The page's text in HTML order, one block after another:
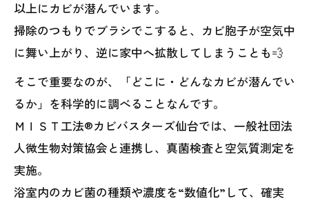
以上にカビが潜んでいます。
掃除のつもりでブラシでこすると、カビ胞子が空気中
に舞い上がり、逆に家中へ拡散してしまうことも💨
そこで重要なのが、「どこに・どんなカビが潜んでい
るか」を科学的に調べることなんです。
ＭＩＳＴ工法®カビバスターズ仙台では、一般社団法
人微生物対策協会と連携し、真菌検査と空気質測定を
実施。
浴室内のカビ菌の種類や濃度を“数値化”して、確実